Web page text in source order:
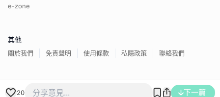
20 下一篇
e-zone
其他
關於我們 免責聲明 使用條款 私隱政策 聯絡我們
香港經濟日報版權所有©